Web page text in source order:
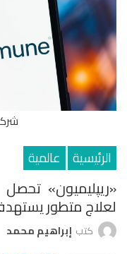
الرئيسية عالمية
«ريپليميون»
لعلاج متطور
كتب إبراهيم محمد